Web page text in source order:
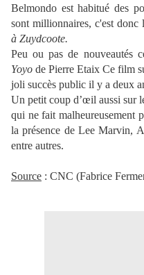
Belmondo est habitué des
sont millionnaires, c'est donc
à Zuydcoote.
Peu ou pas de nouveautés
Yoyo de Pierre Etaix Ce film
joli succès public il y a deux
Un petit coup d’œil aussi sur
qui ne fait malheureusement
la présence de Lee Marvin,
entre autres.
Source : CNC (Fabrice